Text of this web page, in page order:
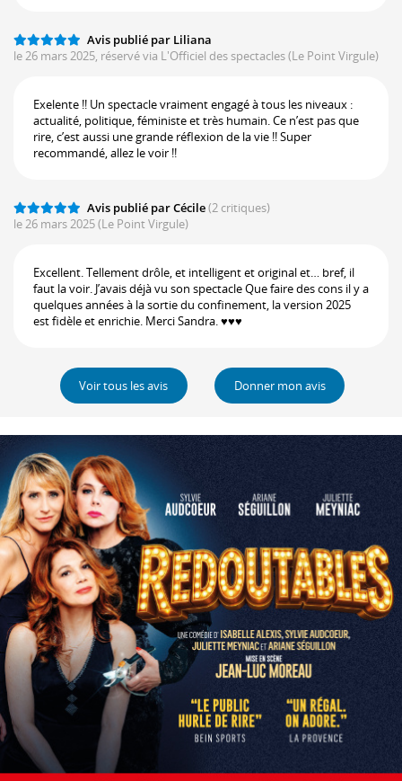
Avis publié par Liliana
le 26 mars 2025, réservé via L'Officiel des spectacles(Le Point Virgule)
Exelente !! Un spectacle vraiment engagé à tous les niveaux :
actualité, politique, féministe et très humain. Ce n’est pas que
rire, c’est aussi une grande réflexion de la vie !! Super
recommandé, allez le voir !!
Avis publié par Cécile(2 critiques)
le 26 mars 2025(Le Point Virgule)
Excellent. Tellement drôle, et intelligent et original et… bref, il
faut la voir. J’avais déjà vu son spectacle Que faire des cons il y a
quelques années à la sortie du confinement, la version 2025
est fidèle et enrichie. Merci Sandra. ♥️♥️♥️
Voir tous les avis Donner mon avis